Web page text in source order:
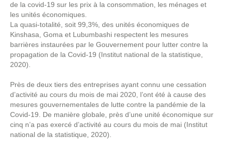
de la covid-19 sur les prix à la consommation, les ménages et
les unités économiques.
La quasi-totalité, soit 99,3%, des unités économiques de
Kinshasa, Goma et Lubumbashi respectent les mesures
barrières instaurées par le Gouvernement pour lutter contre la
propagation de la Covid-19 (Institut national de la statistique,
2020).
Près de deux tiers des entreprises ayant connu une cessation
d’activité au cours du mois de mai 2020, l’ont été à cause des
mesures gouvernementales de lutte contre la pandémie de la
Covid-19. De manière globale, près d’une unité économique sur
cinq n’a pas exercé d’activité au cours du mois de mai (Institut
national de la statistique, 2020).